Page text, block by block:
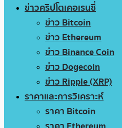
ข่าวคริปโตเคอเรนซี่
ข่าว Bitcoin
ข่าว Ethereum
ข่าว Binance Coin
ข่าว Dogecoin
ข่าว Ripple (XRP)
ราคาและการวิเคราะห์
ราคา Bitcoin